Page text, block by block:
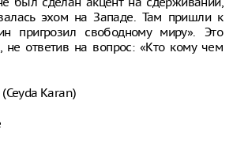
эхом на Западе. Там пришли к
пригрозил свободному миру». Это
не ответив на вопрос: «Кто кому чем
Karan)